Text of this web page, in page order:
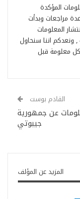
المؤكدة
مراجعات وبدأت
المعلومات
, ونعدكم اننا سنحاول
معلومة قبل
القادم بوست
عن جمهورية
جيبوتي
المزيد عن المؤلف